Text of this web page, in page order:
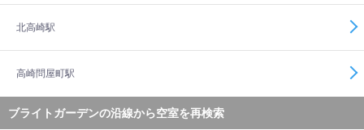
北高崎駅
高崎問屋町駅
ブライトガーデンの沿線から空室を再検索